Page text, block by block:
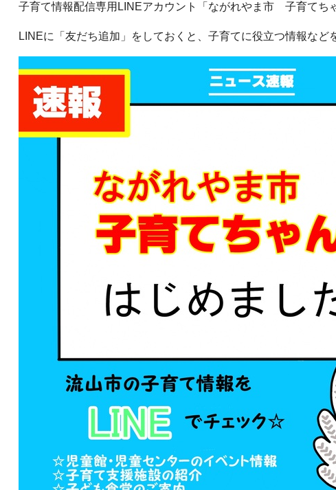
子育て情報配信専用LINEアカウント「ながれやま市 子育てち
LINEに「友だち追加」をしておくと、子育てに役立つ情報など